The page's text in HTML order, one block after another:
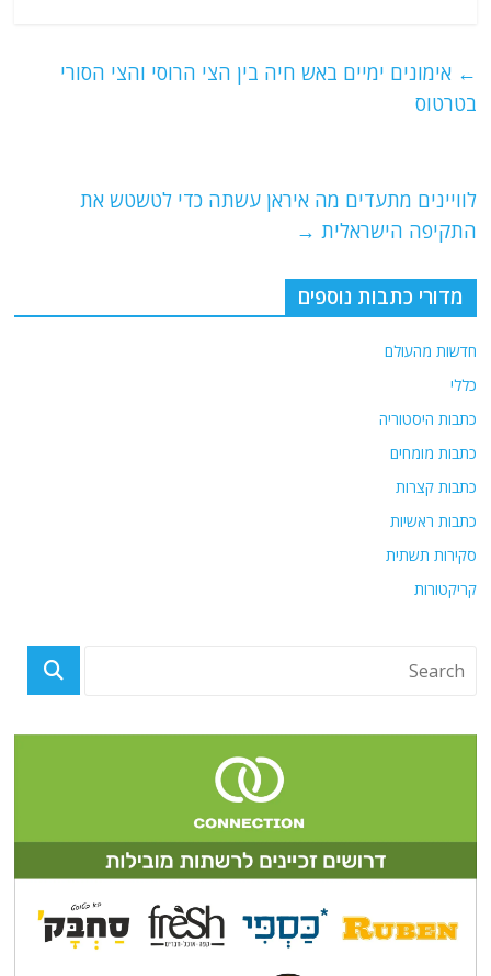
s
A
g
l
er
e
k
← אימונים ימיים באש חיה בין הצי הרוסי והצי הסורי
בטרטוס
לוויינים מתעדים מה איראן עשתה כדי לטשטש את
התקיפה הישראלית →
מדורי כתבות נוספים
חדשות מהעולם
כללי
כתבות היסטוריה
כתבות מומחים
כתבות קצרות
כתבות ראשיות
סקירות תשתית
קריקטורות